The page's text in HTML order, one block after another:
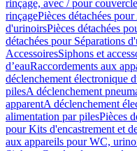
rinçage, avec / pour couvercle
rinçagePièces détachées
d'urinoirsPièces détachées
détachées pour Séparations
AccessoiresSiphons et
d’eauRaccordements aux
déclenchement électronique
pilesA déclenchement
apparentA déclenchement
alimentation par pilesPièces
pour Kits d'encastrement et
aux appareils pour WC,